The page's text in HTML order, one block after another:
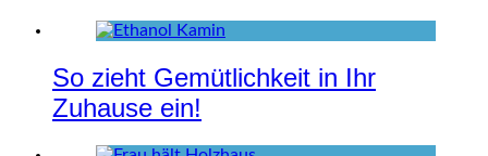
So zieht Gemütlichkeit in Ihr
Zuhause ein!